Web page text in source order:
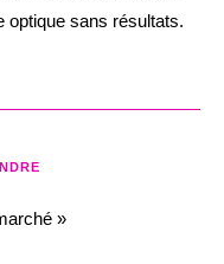
optique sans résultats.
»